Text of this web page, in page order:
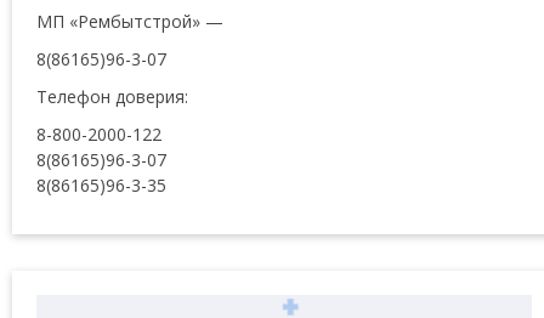
МП «Рембытстрой» —
8(86165)96-3-07
Телефон доверия:
8-800-2000-122
8(86165)96-3-07
8(86165)96-3-35